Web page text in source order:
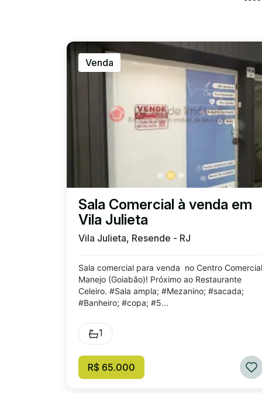
Venda
Sala Comercial à venda em
Vila Julieta
Vila Julieta, Resende - RJ
Sala comercial para venda no Centro Comercial
Manejo (Goiabão)! Próximo ao Restaurante
Celeiro. #Sala ampla; #Mezanino; #sacada;
#Banheiro; #copa; #5...
1
R$ 65.000